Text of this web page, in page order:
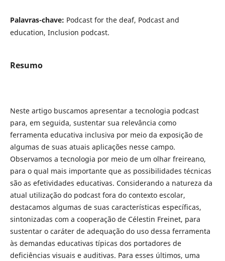
Palavras-chave: Podcast for the deaf, Podcast and
education, Inclusion podcast.
Resumo
Neste artigo buscamos apresentar a tecnologia podcast
para, em seguida, sustentar sua relevância como
ferramenta educativa inclusiva por meio da exposição de
algumas de suas atuais aplicações nesse campo.
Observamos a tecnologia por meio de um olhar freireano,
para o qual mais importante que as possibilidades técnicas
são as efetividades educativas. Considerando a natureza da
atual utilização do podcast fora do contexto escolar,
destacamos algumas de suas características específicas,
sintonizadas com a cooperação de Célestin Freinet, para
sustentar o caráter de adequação do uso dessa ferramenta
às demandas educativas típicas dos portadores de
deficiências visuais e auditivas. Para esses últimos, uma